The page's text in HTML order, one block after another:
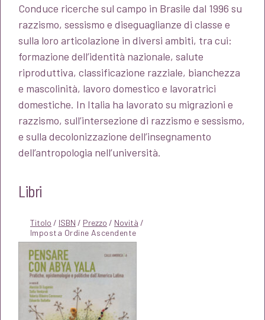
Conduce ricerche sul campo in Brasile dal 1996 su
razzismo, sessismo e diseguaglianze di classe e
sulla loro articolazione in diversi ambiti, tra cui:
formazione dell’identità nazionale, salute
riproduttiva, classificazione razziale, bianchezza
e mascolinità, lavoro domestico e lavoratrici
domestiche. In Italia ha lavorato su migrazioni e
razzismo, sull’intersezione di razzismo e sessismo,
e sulla decolonizzazione dell’insegnamento
dell’antropologia nell’università.
Libri
Titolo / ISBN / Prezzo / Novità /